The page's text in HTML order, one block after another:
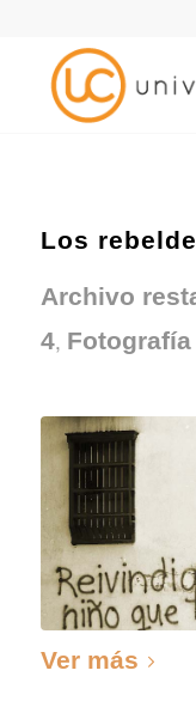
Los
Archivo
4, Fotografía
Ver más